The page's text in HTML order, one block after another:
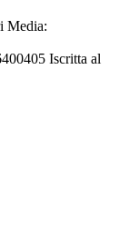
Media:
Iscritta al